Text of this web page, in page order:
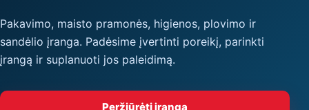
Pakavimo, maisto pramonės, higienos, plovimo ir
sandėlio įranga. Padėsime įvertinti poreikį, parinkti
įrangą ir suplanuoti jos paleidimą.
Peržiūrėti įrangą